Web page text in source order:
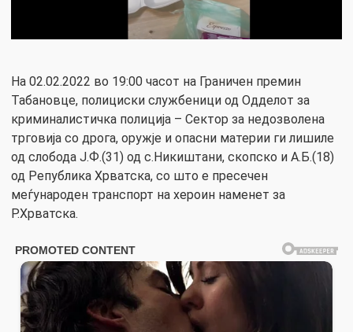
На 02.02.2022 во 19:00 часот на Граничен премин
Табановце, полициски службеници од Одделот за
криминалистичка полиција – Сектор за недозволена
трговија со дрога, оружје и опасни материи ги лишиле
од слобода Ј.Ф.(31) од с.Никиштани, скопско и А.Б.(18)
од Република Хрватска, со што е пресечен
меѓународен транспорт на хероин наменет за
Р.Хрватска.